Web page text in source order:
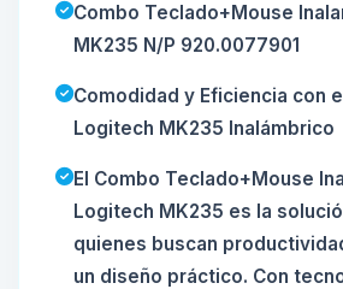
Combo Teclado+Mouse
MK235 N/P 920.0077901
Comodidad y Eficiencia con
Logitech MK235 Inalámbrico
El Combo Teclado+Mouse
Logitech MK235 es la
quienes buscan
un diseño práctico. Con